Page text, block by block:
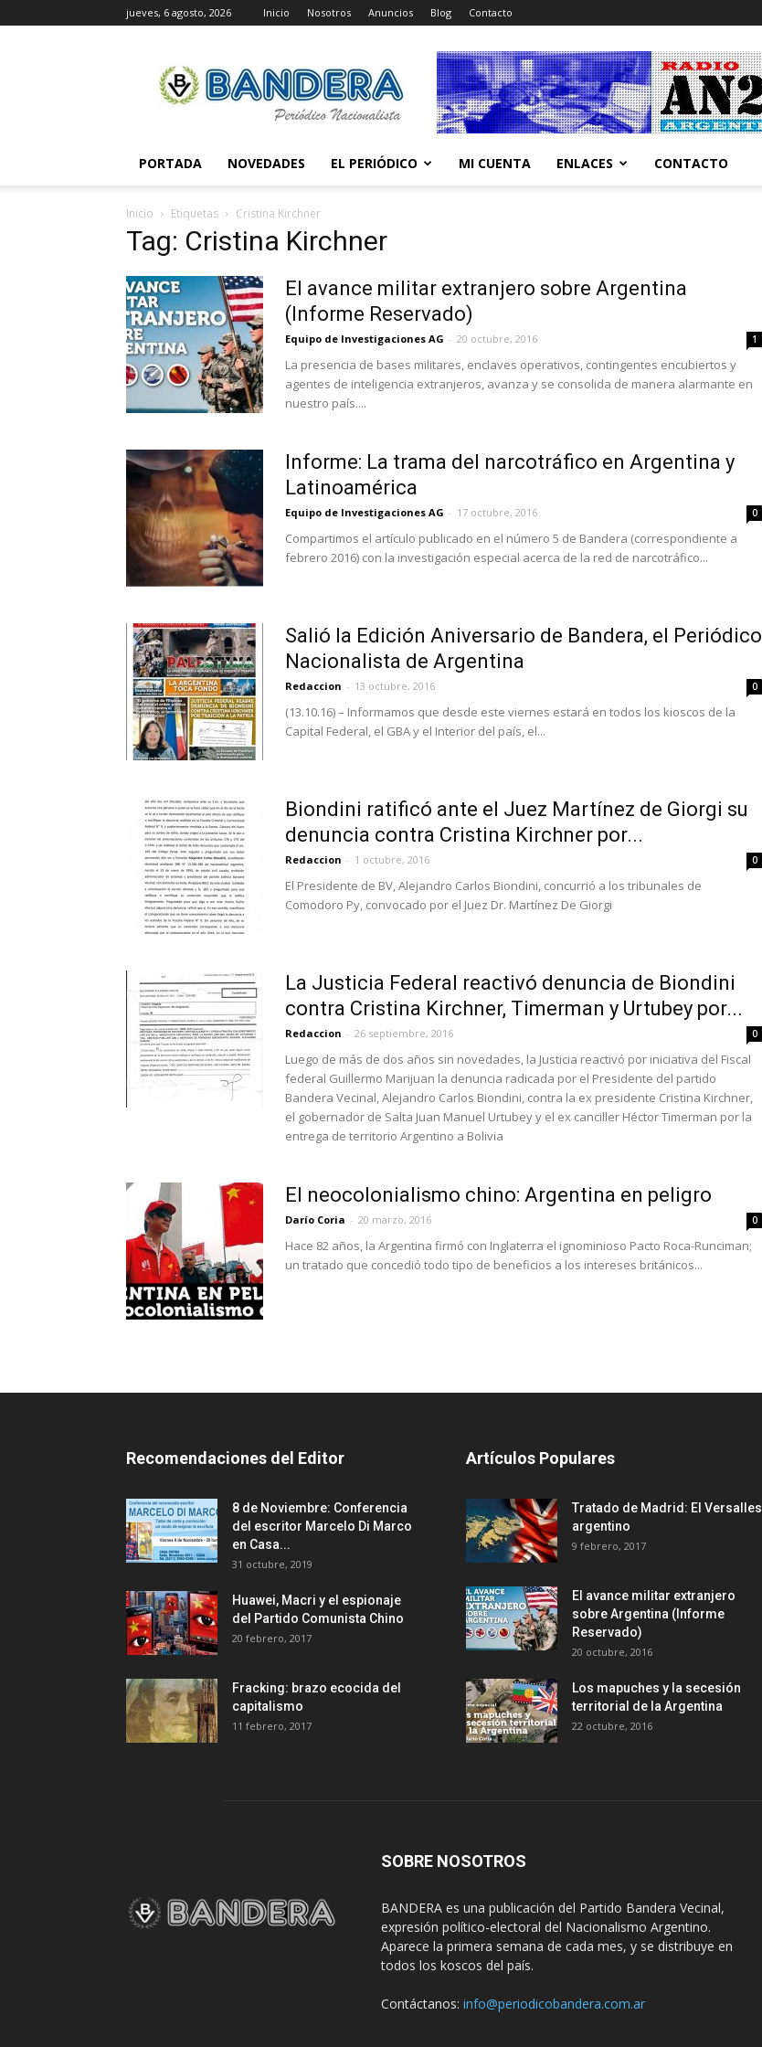
jueves, 6 agosto, 2026 Inicio Nosotros Anuncios Blog Contacto
Bandera
PORTADA NOVEDADES EL PERIÓDICO MI CUENTA ENLACES CONTACTO
Inicio Etiquetas Cristina Kirchner
Tag: Cristina Kirchner
El avance militar extranjero sobre Argentina
(Informe Reservado)
Equipo de Investigaciones AG - 20 octubre, 2016 1
La presencia de bases militares, enclaves operativos, contingentes encubiertos y
agentes de inteligencia extranjeros, avanza y se consolida de manera alarmante en
nuestro país....
Informe: La trama del narcotráfico en Argentina y
Latinoamérica
Equipo de Investigaciones AG - 17 octubre, 2016 0
Compartimos el artículo publicado en el número 5 de Bandera (correspondiente a
febrero 2016) con la investigación especial acerca de la red de narcotráfico...
Salió la Edición Aniversario de Bandera, el Periódico
Nacionalista de Argentina
Redaccion - 13 octubre, 2016 0
(13.10.16) – Informamos que desde este viernes estará en todos los kioscos de la
Capital Federal, el GBA y el Interior del país, el...
Biondini ratificó ante el Juez Martínez de Giorgi su
denuncia contra Cristina Kirchner por...
Redaccion - 1 octubre, 2016 0
El Presidente de BV, Alejandro Carlos Biondini, concurrió a los tribunales de
Comodoro Py, convocado por el Juez Dr. Martínez De Giorgi
La Justicia Federal reactivó denuncia de Biondini
contra Cristina Kirchner, Timerman y Urtubey por...
Redaccion - 26 septiembre, 2016 0
Luego de más de dos años sin novedades, la Justicia reactivó por iniciativa del Fiscal
federal Guillermo Marijuan la denuncia radicada por el Presidente del partido
Bandera Vecinal, Alejandro Carlos Biondini, contra la ex presidente Cristina Kirchner,
el gobernador de Salta Juan Manuel Urtubey y el ex canciller Héctor Timerman por la
entrega de territorio Argentino a Bolivia
El neocolonialismo chino: Argentina en peligro
Darío Coria - 20 marzo, 2016 0
Hace 82 años, la Argentina firmó con Inglaterra el ignominioso Pacto Roca-Runciman;
un tratado que concedió todo tipo de beneficios a los intereses británicos...
Recomendaciones del Editor
8 de Noviembre: Conferencia
del escritor Marcelo Di Marco
en Casa...
31 octubre, 2019
Huawei, Macri y el espionaje
del Partido Comunista Chino
20 febrero, 2017
Fracking: brazo ecocida del
capitalismo
11 febrero, 2017
Artículos Populares
Tratado de Madrid: El Versalles
argentino
9 febrero, 2017
El avance militar extranjero
sobre Argentina (Informe
Reservado)
20 octubre, 2016
Los mapuches y la secesión
territorial de la Argentina
22 octubre, 2016
SOBRE NOSOTROS
BANDERA es una publicación del Partido Bandera Vecinal,
expresión político-electoral del Nacionalismo Argentino.
Aparece la primera semana de cada mes, y se distribuye en
todos los koscos del país.
Contáctanos: info@periodicobandera.com.ar